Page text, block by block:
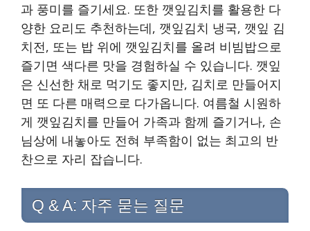
과 풍미를 즐기세요. 또한 깻잎김치를 활용한 다
양한 요리도 추천하는데, 깻잎김치 냉국, 깻잎 김
치전, 또는 밥 위에 깻잎김치를 올려 비빔밥으로
즐기면 색다른 맛을 경험하실 수 있습니다. 깻잎
은 신선한 채로 먹기도 좋지만, 김치로 만들어지
면 또 다른 매력으로 다가옵니다. 여름철 시원하
게 깻잎김치를 만들어 가족과 함께 즐기거나, 손
님상에 내놓아도 전혀 부족함이 없는 최고의 반
찬으로 자리 잡습니다.
Q & A: 자주 묻는 질문